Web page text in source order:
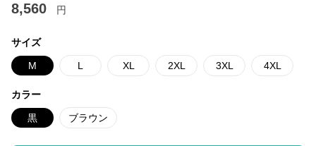
8,560 円
サイズ
M L XL 2XL 3XL 4XL
カラー
黒 ブラウン